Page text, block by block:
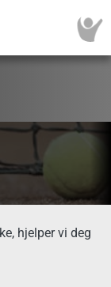
hjelper vi deg